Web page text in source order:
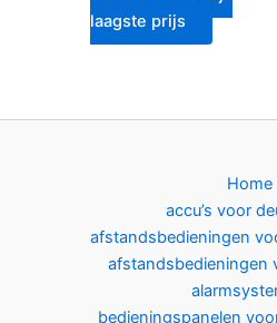
laagste prijs
Home
accu’s voor
afstandsbedieningen
afstandsbedieningen
bedieningspanelen